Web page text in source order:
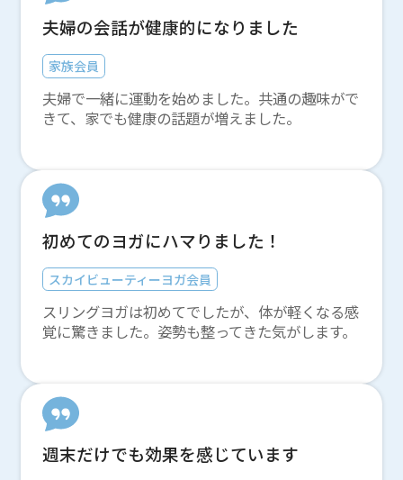
夫婦の会話が健康的になりました
家族会員
夫婦で一緒に運動を始めました。共通の趣味がで
きて、家でも健康の話題が増えました。
初めてのヨガにハマりました！
スカイビューティーヨガ会員
スリングヨガは初めてでしたが、体が軽くなる感
覚に驚きました。姿勢も整ってきた気がします。
週末だけでも効果を感じています